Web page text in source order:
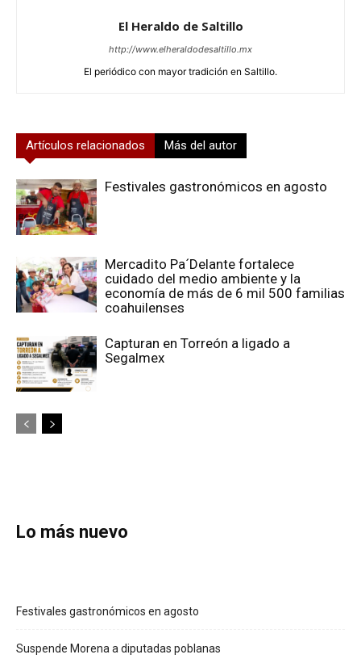
El Heraldo de Saltillo
http://www.elheraldodesaltillo.mx
El periódico con mayor tradición en Saltillo.
Artículos relacionados Más del autor
Festivales gastronómicos en agosto
Mercadito Pa´Delante fortalece
cuidado del medio ambiente y la
economía de más de 6 mil 500 familias
coahuilenses
Capturan en Torreón a ligado a
Segalmex
Lo más nuevo
Festivales gastronómicos en agosto
Suspende Morena a diputadas poblanas